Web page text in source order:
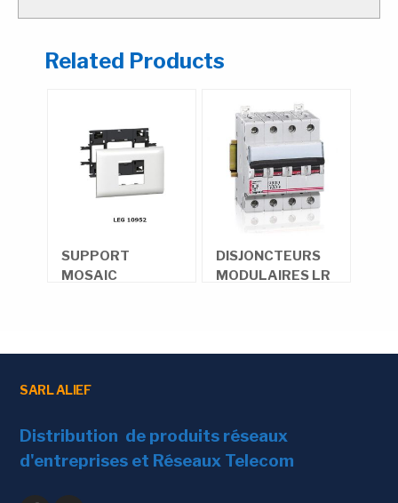
Related Products
SUPPORT
MOSAIC
DISJONCTEURS
MODULAIRES LR
SARL ALIEF
Distribution de produits réseaux
d'entreprises et Réseaux Telecom